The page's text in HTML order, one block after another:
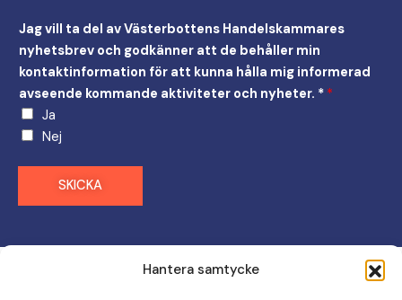
Hantera samtycke
e
r
I
a
t
t
Jag vill ta del av Västerbottens Handelskammares
nyhetsbrev och godkänner att de behåller min
kontaktinformation för att kunna hålla mig informerad
avseende kommande aktiviteter och nyheter. * *
Ja
Nej
SKICKA